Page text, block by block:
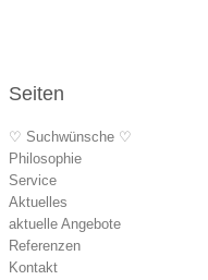
Seiten
♡ Suchwünsche ♡
Philosophie
Service
Aktuelles
aktuelle Angebote
Referenzen
Kontakt